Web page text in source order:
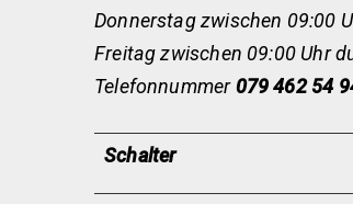
Donnerstag zwischen 09:00
Freitag zwischen 09:00 Uhr
Telefonnummer079 462 54
Schalter